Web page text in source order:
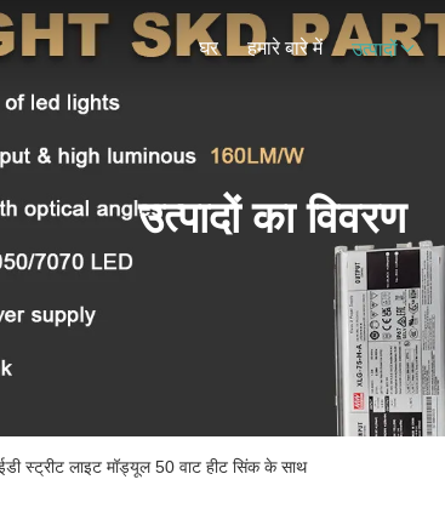
घर हमारे बारे में उत्पादों
उत्पादों का विवरण
स्ट्रीट लाइट मॉड्यूल 50 वाट हीट सिंक के साथ